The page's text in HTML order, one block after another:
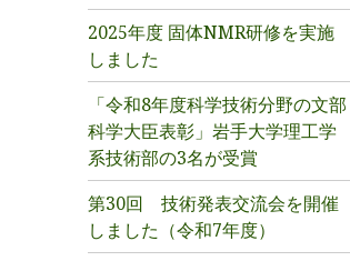
2025年度 固体NMR研修を実施
しました
「令和8年度科学技術分野の文部
科学大臣表彰」岩手大学理工学
系技術部の3名が受賞
第30回 技術発表交流会を開催
しました（令和7年度）